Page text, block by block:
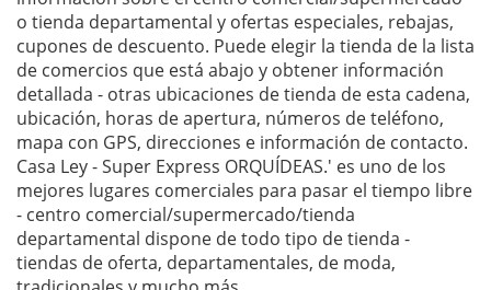
o tienda departamental y ofertas especiales, rebajas,
cupones de descuento. Puede elegir la tienda de la lista
de comercios que está abajo y obtener información
detallada - otras ubicaciones de tienda de esta cadena,
ubicación, horas de apertura, números de teléfono,
mapa con GPS, direcciones e información de contacto.
Casa Ley - Super Express ORQUÍDEAS.' es uno de los
mejores lugares comerciales para pasar el tiempo libre
- centro comercial/supermercado/tienda
departamental dispone de todo tipo de tienda -
tiendas de oferta, departamentales, de moda,